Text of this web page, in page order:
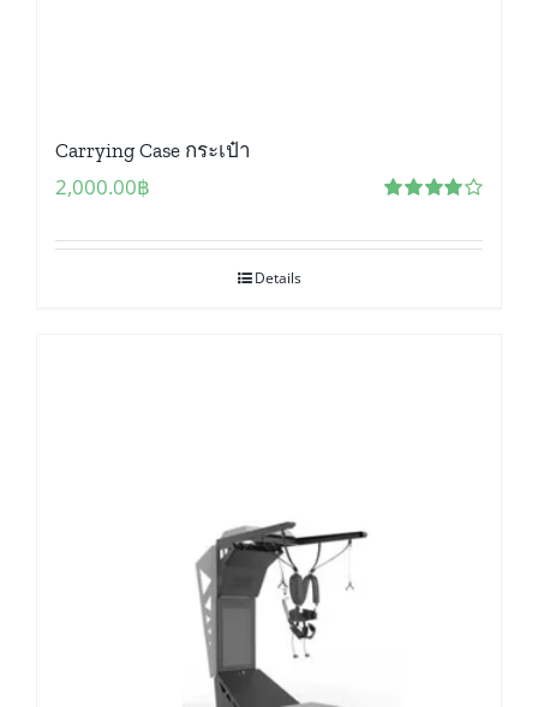
Carrying Case กระเป๋า
2,000.00฿
Details